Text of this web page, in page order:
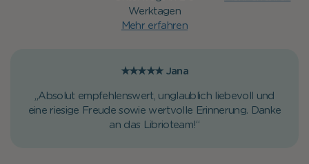
Werktagen
Mehr erfahren
★★★★★ Jana
„Absolut empfehlenswert, unglaublich liebevoll und
eine riesige Freude sowie wertvolle Erinnerung. Danke
an das Librioteam!“